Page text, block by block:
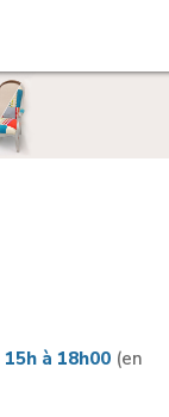
15h à 18h00 (en